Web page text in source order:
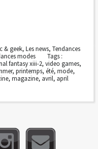
& geek, Les news, Tendances
modes
Tags :
fantasy xiii-2, video games,
, printemps, été, mode,
, magazine, avril, april